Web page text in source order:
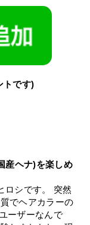
トです)
産ヘナ)を楽しめ
ロシです。 突然
でヘアカラーの
ーザーなんで